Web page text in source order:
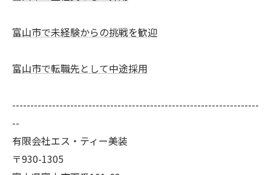
富山市で未経験からの挑戦を歓迎
富山市で転職先として中途採用
--------------------------------------------------------------------
--
有限会社エス・ティー美装
〒930-1305